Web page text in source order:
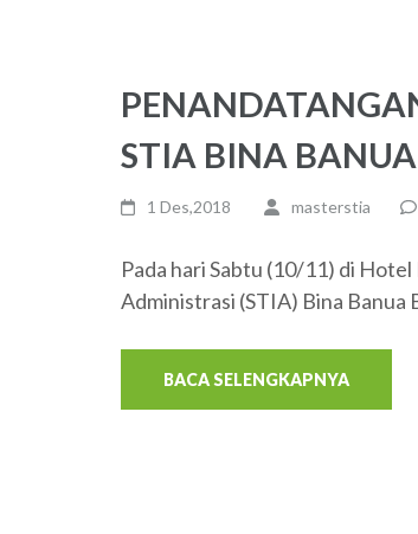
STIA BINA BANUA
1 Des,2018 masterstia
Pada hari Sabtu (10/11) di
Administrasi (STIA) Bina Banua
BACA SELENGKAPNYA